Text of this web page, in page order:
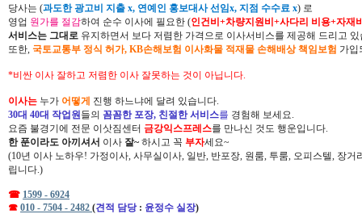
당사는 (과도한 광고비 지출 x, 연예인 홍보대사 선임x, 지점 수수료 x) 로
영업 원가를 절감하여 순수 이사에 필요한 (인건비+차량지원비+사다리 비용+자재
서비스는 그대로 유지하면서 보다 저렴한 가격으로 이사서비스를 제공해 드리고 있
또한, 국토교통부 정식 허가, KB손해보험 이사화물 적재물 손해배상 책임보험 가입
*비싼 이사 잘하고 저렴한 이사 잘못하는 것이 아닙니다.
이사는 누가 어떻게 진행 하느냐에 달려 있습니다.
30대 40대 작업원들의 꼼꼼한 포장, 친절한 서비스를 경험해 보세요.
요즘 불경기에 전문 이삿짐센터 금강익스프레스를 만나신 것도 행운입니다.
한 푼이라도 아끼셔서 이사 잘~ 하시고 꼭 부자세요~
(10년 이사 노하우! 가정이사, 사무실이사, 일반, 반포장, 원룸, 투룸, 오피스텔, 장
립니다.)
☎ 1599 - 6924
☎ 010 - 7504 - 2482 (견적 담당 : 윤정수 실장)